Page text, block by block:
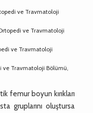
ve Travmatoloji
ve Travmatoloji
ve Travmatoloji
ve Travmatoloji Bölümü,
femur boyun kırıkları
gruplarını oluştursa